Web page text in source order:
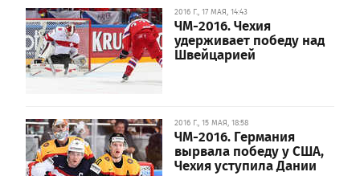
2016 Г., 17 МАЯ, 14:43
ЧМ-2016. Чехия
удерживает победу над
Швейцарией
2016 Г., 15 МАЯ, 18:58
ЧМ-2016. Германия
вырвала победу у США,
Чехия уступила Дании